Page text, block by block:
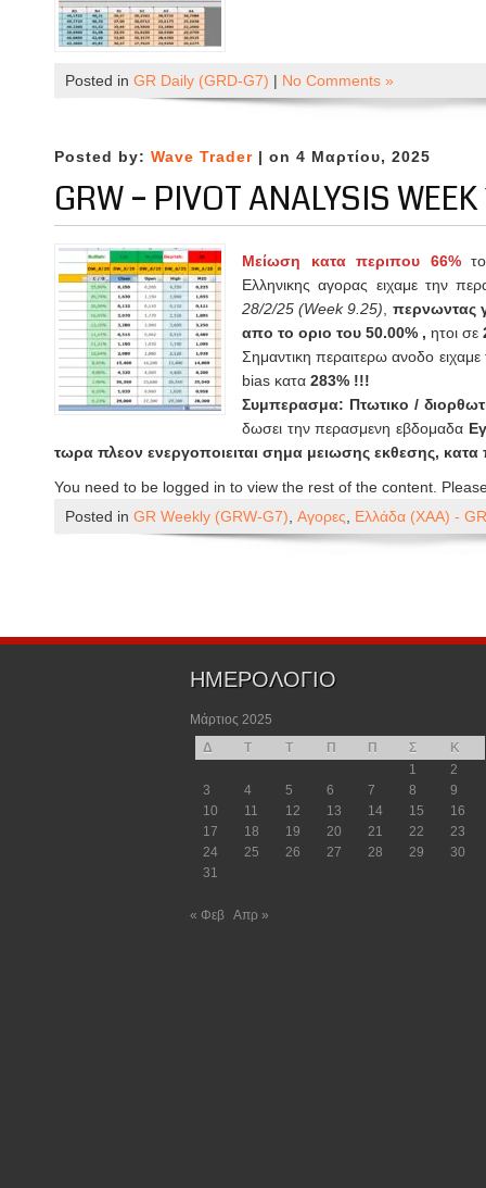
Posted in GR Daily (GRD-G7) | No Comments »
Posted by: Wave Trader | on 4 Μαρτίου, 2025
GRW – PIVOT ANALYSIS
Μείωση κατα περιπου 66%
Ελληνικης αγορας ειχαμε την
28/2/25 (Week 9.25)
περνωντας
απο το οριο του 50.00% , ητοι σε
Σημαντικη περαιτερω ανοδο
bias κατα 283% !!!
Συμπερασμα: Πτωτικο /
δωσει την περασμενη εβδομαδα
τωρα πλεον ενεργοποιειται σημα μειωσης εκθεσης,
You need to be logged in to view the rest of the content.
Posted in GR Weekly (GRW-G7) Αγορες Ελλάδα (ΧΑΑ) - GR
ΗΜΕΡΟΛΟΓΙΟ
Μάρτιος 2025
Δ
Τ Τ Π Π Σ
Κ
1
2
3
4 5 6 7 8
9
10
11 12 13 14 15
16
17
18 19 20 21 22
23
24
25 26 27 28 29
30
31
« Φεβ Απρ »